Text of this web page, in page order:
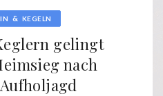
& KEGELN
gelingt
nach